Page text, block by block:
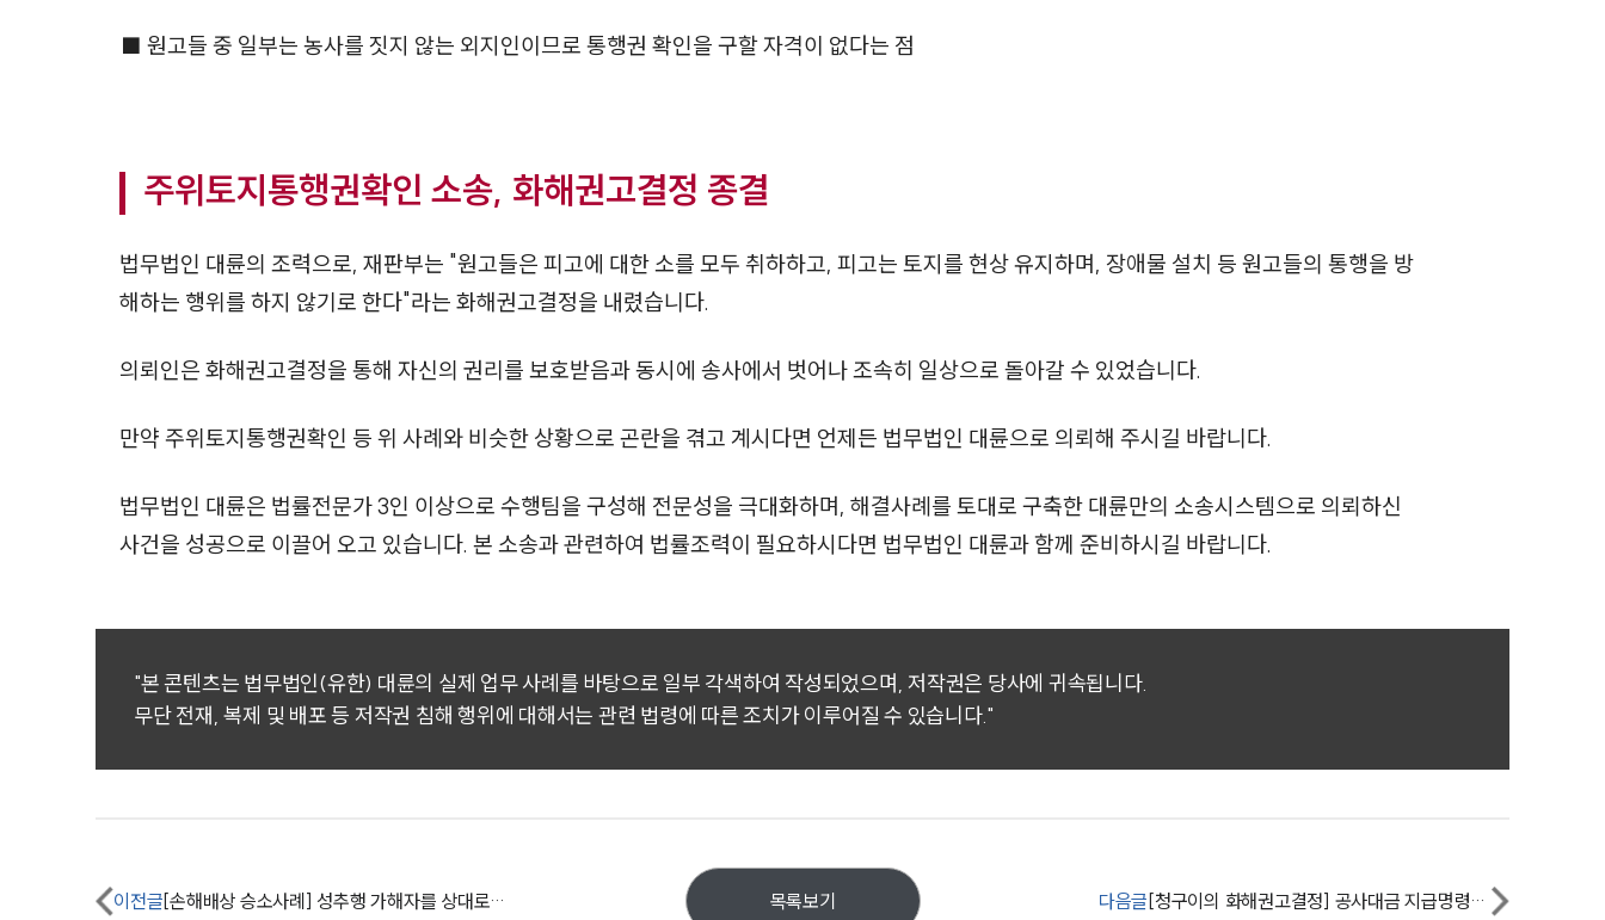
구성원 소개
손해배상 · 민사전문변호사
소식/자료
■ 원고들 중 일부는 농사를 짓지 않는 외지인이므로 통행권 확인을 구할 자격이 없다는 점
주위토지통행권확인 소송, 화해권고결정 종결
법무법인 대륜의 조력으로, 재판부는 "원고들은 피고에 대한 소를 모두 취하하고, 피고는 토지를 현상 유지하며, 장애물 설치 등 원고들의 통행을 방
해하는 행위를 하지 않기로 한다"라는 화해권고결정을 내렸습니다.
의뢰인은 화해권고결정을 통해 자신의 권리를 보호받음과 동시에 송사에서 벗어나 조속히 일상으로 돌아갈 수 있었습니다.
만약 주위토지통행권확인 등 위 사례와 비슷한 상황으로 곤란을 겪고 계시다면 언제든 법무법인 대륜으로 의뢰해 주시길 바랍니다.
법무법인 대륜은 법률전문가 3인 이상으로 수행팀을 구성해 전문성을 극대화하며, 해결사례를 토대로 구축한 대륜만의 소송시스템으로 의뢰하신
사건을 성공으로 이끌어 오고 있습니다. 본 소송과 관련하여 법률조력이 필요하시다면 법무법인 대륜과 함께 준비하시길 바랍니다.
"본 콘텐츠는 법무법인(유한) 대륜의 실제 업무 사례를 바탕으로 일부 각색하여 작성되었으며, 저작권은 당사에 귀속됩니다.
무단 전재, 복제 및 배포 등 저작권 침해 행위에 대해서는 관련 법령에 따른 조치가 이루어질 수 있습니다."
이전글 [손해배상 승소사례] 성추행 가해자를 상대로 하여 손해배상청구 승소 목록보기 다음글 [청구이의 화해권고결정] 공사대금 지급명령에 대한 청구이의 소송에 맞서 상당 금액을 인정받음